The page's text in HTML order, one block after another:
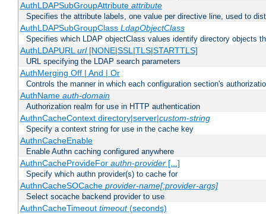
AuthLDAPSubGroupAttribute attribute
Specifies the attribute labels, one value per directive line, used to
AuthLDAPSubGroupClass LdapObjectClass
Specifies which LDAP objectClass values identify directory objects
AuthLDAPURLurl[NONE|SSL|TLS|STARTTLS]
URL specifying the LDAP search parameters
AuthMerging Off | And | Or
Controls the manner in which each configuration section's
AuthName auth-domain
Authorization realm for use in HTTP authentication
AuthnCacheContext directory|server|custom-string
Specify a context string for use in the cache key
AuthnCacheEnable
Enable Authn caching configured anywhere
AuthnCacheProvideFor authn-provider[...]
Specify which authn provider(s) to cache for
AuthnCacheSOCache provider-name[:provider-args]
Select socache backend provider to use
AuthnCacheTimeout timeout(seconds)